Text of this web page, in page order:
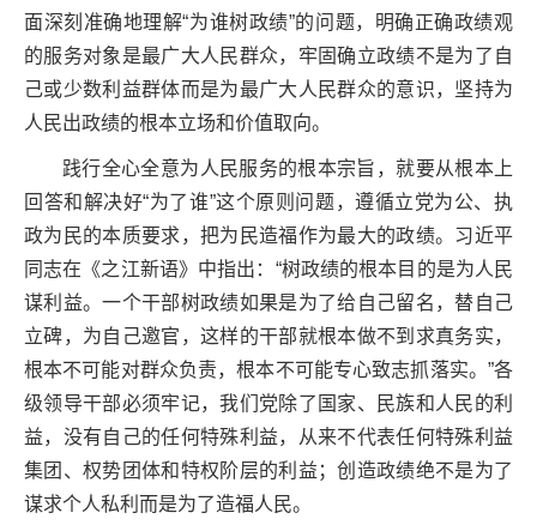
面深刻准确地理解“为谁树政绩”的问题，明确正确政绩观
的服务对象是最广大人民群众，牢固确立政绩不是为了自
己或少数利益群体而是为最广大人民群众的意识，坚持为
人民出政绩的根本立场和价值取向。
践行全心全意为人民服务的根本宗旨，就要从根本上
回答和解决好“为了谁”这个原则问题，遵循立党为公、执
政为民的本质要求，把为民造福作为最大的政绩。习近平
同志在《之江新语》中指出：“树政绩的根本目的是为人民
谋利益。一个干部树政绩如果是为了给自己留名，替自己
立碑，为自己邀官，这样的干部就根本做不到求真务实，
根本不可能对群众负责，根本不可能专心致志抓落实。”各
级领导干部必须牢记，我们党除了国家、民族和人民的利
益，没有自己的任何特殊利益，从来不代表任何特殊利益
集团、权势团体和特权阶层的利益；创造政绩绝不是为了
谋求个人私利而是为了造福人民。